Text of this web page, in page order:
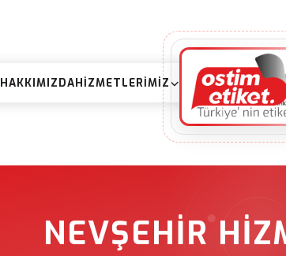
HAKKIMIZDAHIZMETLERIMIZ
NEVŞEHIR